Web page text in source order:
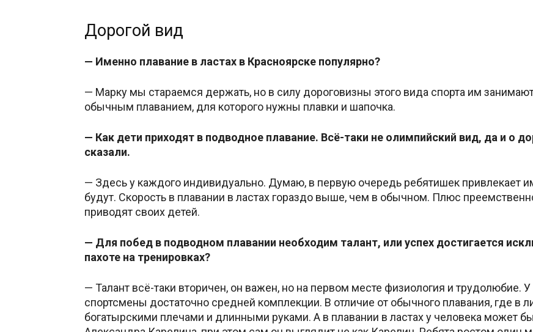
Дорогой вид
— Именно плавание в ластах в Красноярске популярно?
— Марку мы стараемся держать, но в силу дороговизны этого вида спорта им
обычным плаванием, для которого нужны плавки и шапочка.
— Как дети приходят в подводное плавание. Всё-таки не олимпийский вид, да и о
сказали.
— Здесь у каждого индивидуально. Думаю, в первую очередь ребятишек привлекает
будут. Скорость в плавании в ластах гораздо выше, чем в обычном. Плюс
приводят своих детей.
— Для побед в подводном плавании необходим талант, или успех достигается
пахоте на тренировках?
— Талант всё-таки вторичен, он важен, но на первом месте физиология и трудолюбие.
спортсмены достаточно средней комплекции. В отличие от обычного плавания, где в
богатырскими плечами и длинными руками. А в плавании в ластах у человека может